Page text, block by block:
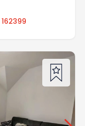
162399